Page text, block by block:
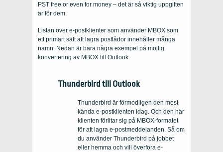
PST free or even for money – det är så viktig uppgiften
är för dem.
Listan över e-postklienter som använder MBOX som
ett primärt sätt att lagra postlådor innehåller många
namn. Nedan är bara några exempel på möjlig
konvertering av MBOX till Outlook.
Thunderbird till Outlook
Thunderbird är förmodligen den mest
kända e-postklienten idag. Och den här
klienten förlitar sig på MBOX-formatet
för att lagra e-postmeddelanden. Så om
du använder Thunderbird på jobbet
eller hemma och vill överföra e-